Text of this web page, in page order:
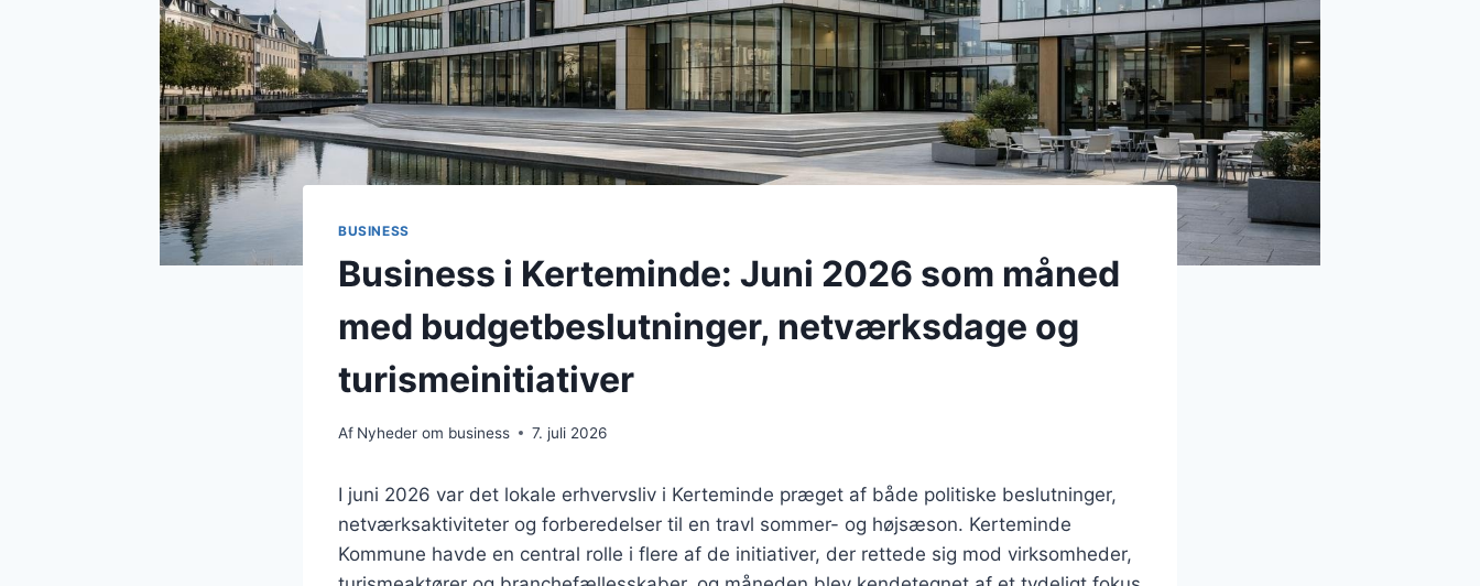
BUSINESS
Business i Kerteminde: Juni 2026 som måned
med budgetbeslutninger, netværksdage og
turismeinitiativer
Af Nyheder om business 7. juli 2026
I juni 2026 var det lokale erhvervsliv i Kerteminde præget af både politiske beslutninger,
netværksaktiviteter og forberedelser til en travl sommer- og højsæson. Kerteminde
Kommune havde en central rolle i flere af de initiativer, der rettede sig mod virksomheder,